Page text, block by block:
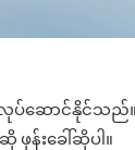
လုပ်ဆောင်နိုင်သည်။
န်းခေါ်ဆိုပါ။